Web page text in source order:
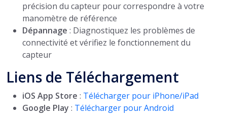
précision du capteur pour correspondre à votre
manomètre de référence
Dépannage : Diagnostiquez les problèmes de
connectivité et vérifiez le fonctionnement du
capteur
Liens de Téléchargement
iOS App Store : Télécharger pour iPhone/iPad
Google Play : Télécharger pour Android